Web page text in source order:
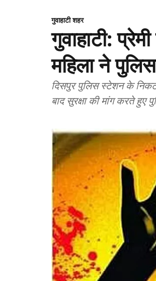
गुवाहाटी शहर
गुवाहाटी:
महिला ने पुलिस
दिसपुर पुलिस स्टेशन के
बाद सुरक्षा की मांग करते हुए